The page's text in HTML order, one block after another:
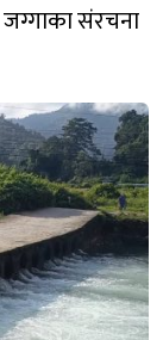
जग्गाका संरचना